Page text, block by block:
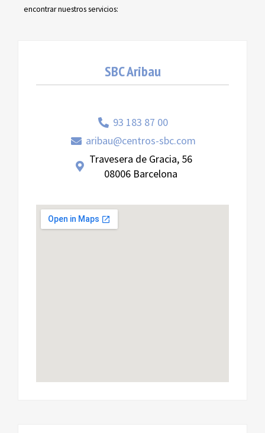
encontrar nuestros servicios:
SBC Aribau
93 183 87 00
aribau@centros-sbc.com
Travesera de Gracia, 56
08006 Barcelona